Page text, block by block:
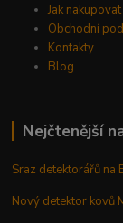
Jak nakupovat
Obchodní
Kontakty
Blog
Nejčtenější
Sraz detektorářů na
Nový detektor kovů